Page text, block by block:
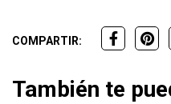
COMPARTIR:
También te